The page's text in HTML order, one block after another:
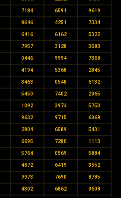
7184 6591 9619
8646 4251 7334
6416 6162 5322
7957 3128 3583
0446 9994 7368
4194 5368 2845
3463 0548 6132
5450 7402 2065
1092 3974 5753
9632 9715 6068
2804 6589 5431
6695 7280 1113
5764 0569 5884
4872 6419 3552
9973 7690 8785
4302 6862 0608